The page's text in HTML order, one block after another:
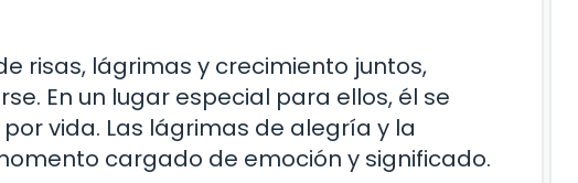
risas, lágrimas y crecimiento juntos,
En un lugar especial para ellos, él se
vida. Las lágrimas de alegría y la
cargado de emoción y significado.